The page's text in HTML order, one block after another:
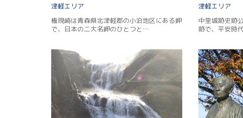
津軽
権現崎は青森県北津軽郡の小泊地区にある岬
で、日本の二大名岬のひとつと…
津軽
中里城跡史跡
跡で、平安時